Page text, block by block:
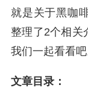
就是关于黑咖
整理了2个相关
我们一起看看吧
文章目录：